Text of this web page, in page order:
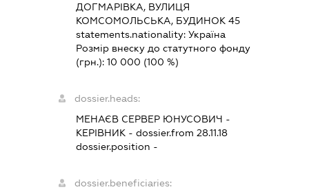
ДОГМАРІВКА, ВУЛИЦЯ
КОМСОМОЛЬСЬКА, БУДИНОК 45
statements.nationality:Україна
Розмір внеску до статутного фонду
(грн.):10 000 (100 %)
dossier.heads:
МЕНАЄВ СЕРВЕР ЮНУСОВИЧ -
КЕРІВНИК - dossier.from 28.11.18
dossier.position -
dossier.beneficiaries: